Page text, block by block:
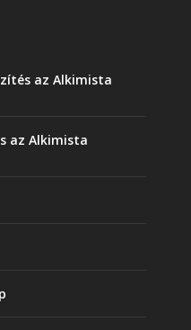
az Alkimista
az Alkimista